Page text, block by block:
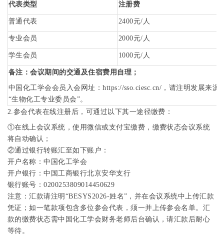
代表类型
注册费
普通代表 2400元/ 人
专业会员 2000元/ 人
学生会员 1000元/ 人
备注：会议期间的交通及住宿费用自理；
中国化工学会会员入会网址：https://sso.ciesc.cn/ ，请注明发展来源
“生物化工专业委员会”。
2.参会代表在线注册后，可通过以下其一途径缴费：
①在线上会议系统，使用微信或支付宝缴费，缴费状态会议系统
将自动确认；
②通过银行转账汇至如下账户：
开户名称：中国化工学会
开户银行：中国工商银行北京安华支行
银行账号：0200253809014450629
注意：汇款请注明“BESYS2026-姓名”，并在会议系统中上传汇款
凭证；如一笔款项包含多位参会代表，须一并上传参会名单。汇
款的缴费状态需中国化工学会财务老师后台确认，请汇款后耐心
等待。